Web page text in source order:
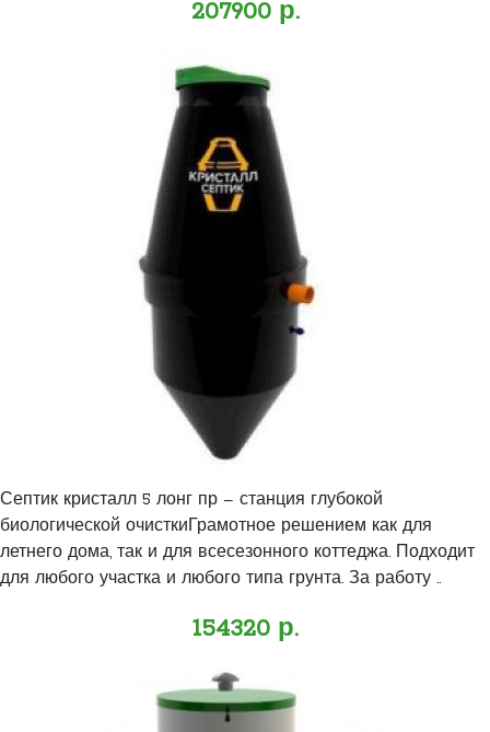
207900 р.
Септик кристалл 5 лонг пр – станция глубокой
биологической очисткиГрамотное решением как для
летнего дома, так и для всесезонного коттеджа. Подходит
для любого участка и любого типа грунта. За работу ..
154320 р.